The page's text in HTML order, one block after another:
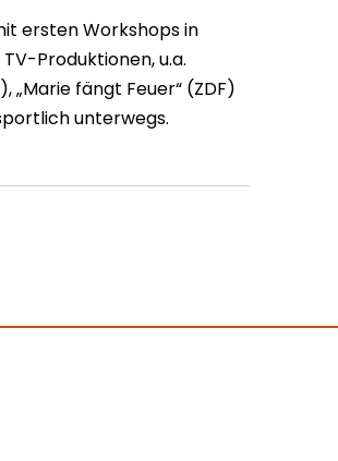
ersten Workshops in
Produktionen, u.a.
„Marie fängt Feuer“ (ZDF)
unterwegs.